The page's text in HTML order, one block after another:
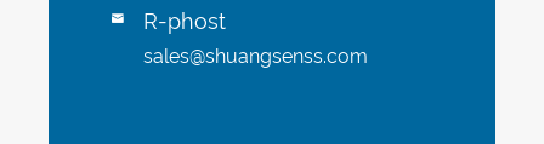
 R-phost
sales@shuangsenss.com